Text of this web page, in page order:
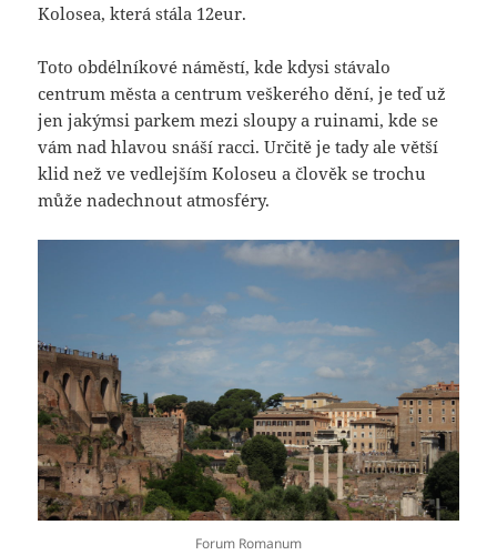
Kolosea, která stála 12eur.
Toto obdélníkové náměstí, kde kdysi stávalo
centrum města a centrum veškerého dění, je teď už
jen jakýmsi parkem mezi sloupy a ruinami, kde se
vám nad hlavou snáší racci. Určitě je tady ale větší
klid než ve vedlejším Koloseu a člověk se trochu
může nadechnout atmosféry.
Forum Romanum